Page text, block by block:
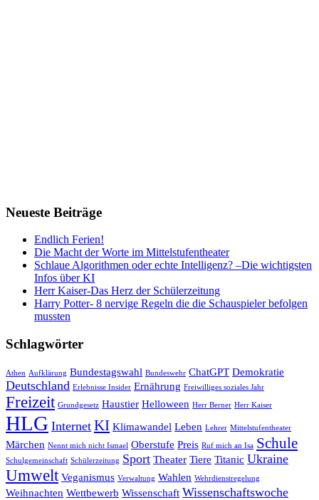
Neueste Beiträge
Endlich Ferien!
Die Macht der Worte im Mittelstufentheater
Schlaue Algorithmen oder echte Intelligenz? –Die wichtigsten
Infos über KI
Herr Kaiser-Das Herz der Schülerzeitung
Harry Potter- 8 nervige Regeln die die Schauspieler befolgen
mussten
Schlagwörter
Athen Aufklärung Bundestagswahl Bundeswehr ChatGPT Demokratie
Deutschland Erlebnisse Insider Ernährung Freiwilliges soziales Jahr
Freizeit Grundgesetz Haustier Helloween Herr Berner Herr Kaiser
HLG Internet KI Klimawandel Leben Lehrer Mittelstufentheater
Märchen Nennt mich nicht Ismael Oberstufe Preis Ruf mich an Isa Schule
Schulgemeinschaft Schülerzeitung Sport Theater Tiere Titanic Ukraine
Umwelt Veganismus Verwaltung Wahlen Wehrdienstregelung
Weihnachten Wettbewerb Wissenschaft Wissenschaftswoche